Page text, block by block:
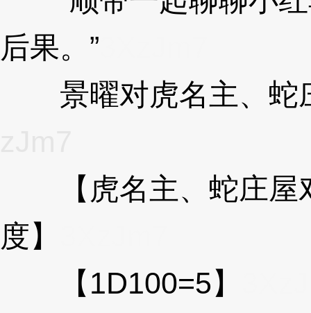
后果。”
景曜对虎名主、蛇
【虎名主、蛇庄屋
度】
【1D100=5】